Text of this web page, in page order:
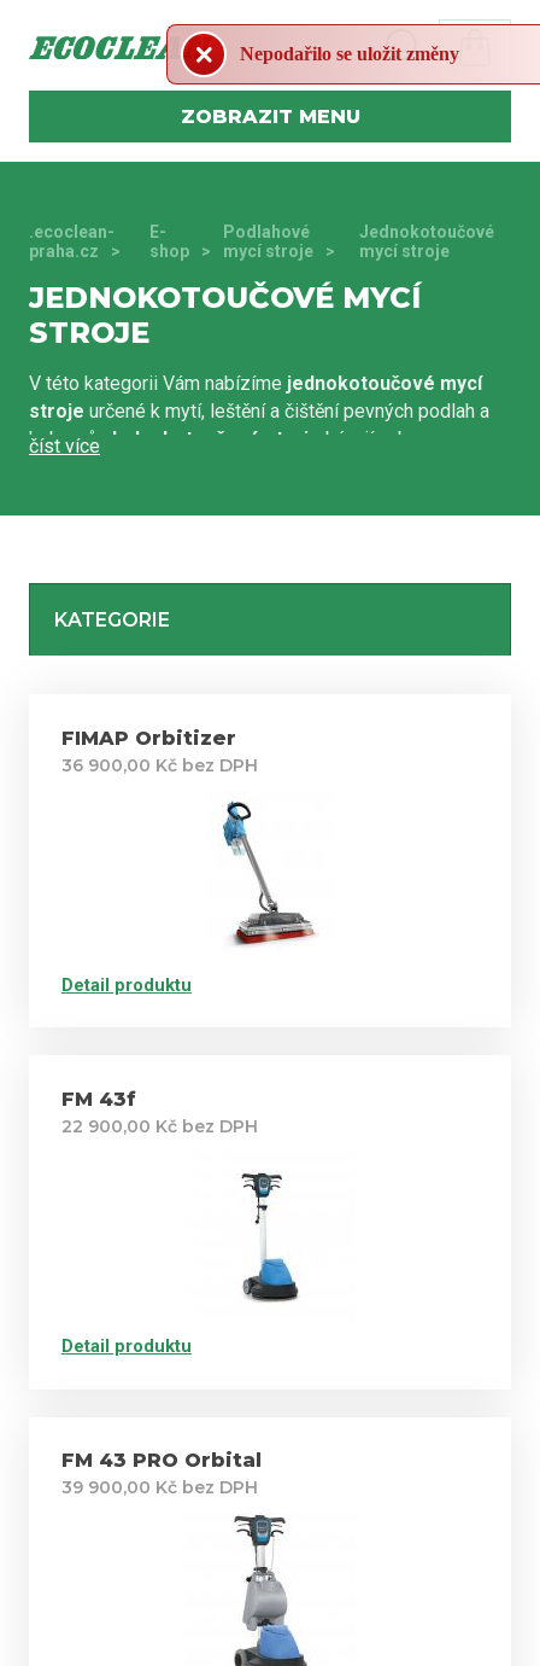
MENU
.ecoclean-
praha.cz
E-
shop
Podlahové
mycí stroje
Jednokotoučové
mycí stroje
JEDNOKOTOUČOVÉ MYCÍ
STROJE
V této kategorii Vám nabízíme jednokotoučové mycí
stroje určené k mytí, leštění a čištění pevných podlah a
koberců.
Jednokotoučové stroje
bývají vybaveny
KATEGORIE
FIMAP Orbitizer
36 900,00 Kč bez DPH
Detail produktu
FM 43f
22 900,00 Kč bez DPH
Detail produktu
FM 43 PRO Orbital
39 900,00 Kč bez DPH
Nepodařilo se uložit změny